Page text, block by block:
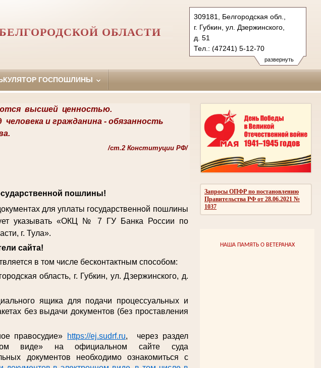
развернуть
309181, Белгородская обл.,
г. Губкин, ул. Дзержинского,
д. 51
Тел.: (47241) 5-12-70
gubkinskygor.blg@sudrf.ru
ОБЛАСТИ
ГОСПОШЛИНЫ
Запросы ОПФР по постановлению
Правительства РФ от 28.06.2021 №
1037
НАША ПАМЯТЬ О ВЕТЕРАНАХ
высшей ценностью.
человека и гражданина - обязанность
/ст.2 Конституции РФ/
пошлины!
для уплаты государственной пошлины
указывать «ОКЦ № 7 ГУ Банка России по
г. Тула».
сайта!
в том числе бесконтактным способом:
область, г. Губкин, ул. Дзержинского, д.
ящика для подачи процессуальных и
без выдачи документов (без проставления
правосудие»
https://ej.sudrf.ru, через раздел
виде» на официальном сайте суда
документов необходимо ознакомиться с